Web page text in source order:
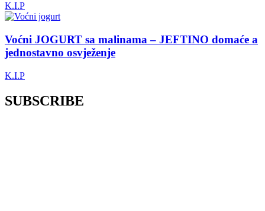
K.I.P
Voćni JOGURT sa malinama – JEFTINO domaće a
jednostavno osvježenje
K.I.P
SUBSCRIBE